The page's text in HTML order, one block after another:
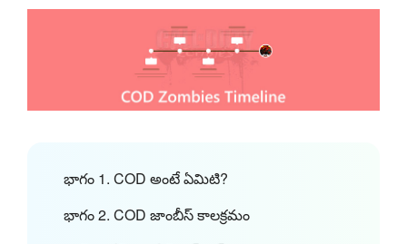
భాగం 1. COD అంటే ఏమిటి?
భాగం 2. COD జాంబీస్ కాలక్రమం